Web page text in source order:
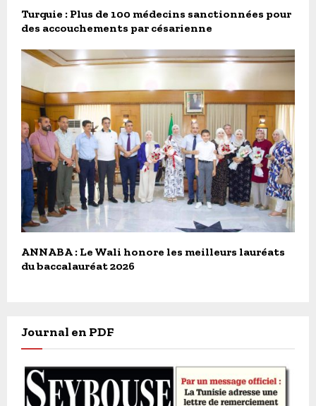
Turquie : Plus de 100 médecins sanctionnées pour
des accouchements par césarienne
ANNABA : Le Wali honore les meilleurs lauréats
du baccalauréat 2026
Journal en PDF